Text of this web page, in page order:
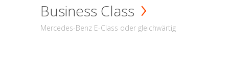
Business Class
Mercedes-Benz E-Class oder gleichwärtig